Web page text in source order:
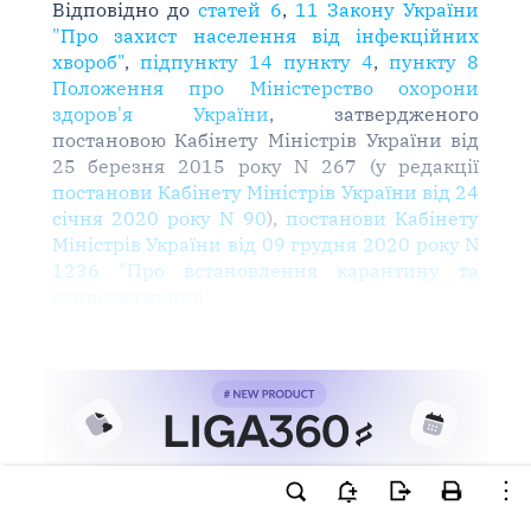
Відповідно достатей 6, 11 Закону України
"Про захист населення від інфекційних
хвороб", підпункту 14 пункту 4,пункту 8
Положення про Міністерство охорони
здоров'я України, затвердженого
постановою Кабінету Міністрів України від
25 березня 2015 року N 267 (у редакції
постанови Кабінету Міністрів України від 24
січня 2020 року N 90), постанови Кабінету
Міністрів України від 09 грудня 2020 року N
1236 "Про встановлення карантину та